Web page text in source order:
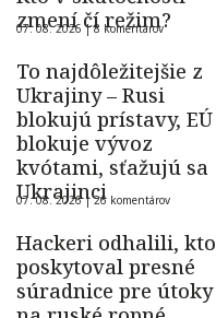
zmení čí režim?
07. 08. 2026 |8 komentárov
To najdôležitejšie z
Ukrajiny – Rusi
blokujú prístavy, EÚ
blokuje vývoz
kvótami, sťažujú sa
Ukrajinci
07. 08. 2026 |26 komentárov
Hackeri odhalili, kto
poskytoval presné
súradnice pre útoky